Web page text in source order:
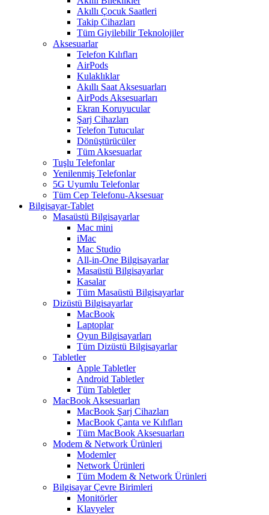
Akıllı Çocuk Saatleri
Takip Cihazları
Tüm Giyilebilir Teknolojiler
Aksesuarlar
Telefon Kılıfları
AirPods
Kulaklıklar
Akıllı Saat Aksesuarları
AirPods Aksesuarları
Ekran Koruyucular
Şarj Cihazları
Telefon Tutucular
Dönüştürücüler
Tüm Aksesuarlar
Tuşlu Telefonlar
Yenilenmiş Telefonlar
5G Uyumlu Telefonlar
Tüm Cep Telefonu-Aksesuar
Bilgisayar-Tablet
Masaüstü Bilgisayarlar
Mac mini
iMac
Mac Studio
All-in-One Bilgisayarlar
Masaüstü Bilgisayarlar
Kasalar
Tüm Masaüstü Bilgisayarlar
Dizüstü Bilgisayarlar
MacBook
Laptoplar
Oyun Bilgisayarları
Tüm Dizüstü Bilgisayarlar
Tabletler
Apple Tabletler
Android Tabletler
Tüm Tabletler
MacBook Aksesuarları
MacBook Şarj Cihazları
MacBook Çanta ve Kılıfları
Tüm MacBook Aksesuarları
Modem & Network Ürünleri
Modemler
Network Ürünleri
Tüm Modem & Network Ürünleri
Bilgisayar Çevre Birimleri
Monitörler
Klavyeler